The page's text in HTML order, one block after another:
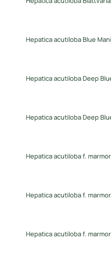
Hepatica acutiloba Blue
Hepatica acutiloba Deep
Hepatica acutiloba Deep
Hepatica acutiloba f.
Hepatica acutiloba f.
Hepatica acutiloba f.